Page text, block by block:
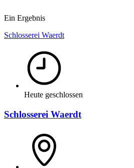
Ein Ergebnis
Schlosserei Waerdt
Heute geschlossen
Schlosserei Waerdt